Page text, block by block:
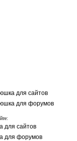
для сайтов
для форумов
для сайтов
для форумов